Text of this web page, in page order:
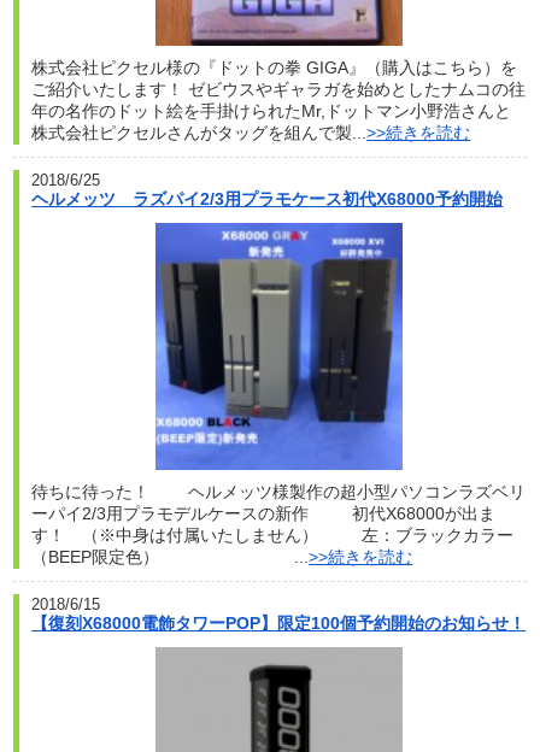
株式会社ピクセル様の『ドットの拳 GIGA』（購入はこちら）を
ご紹介いたします！ ゼビウスやギャラガを始めとしたナムコの往
年の名作のドット絵を手掛けられたMr,ドットマン小野浩さんと
株式会社ピクセルさんがタッグを組んで製...>>続きを読む
2018/6/25
ヘルメッツ ラズパイ2/3用プラモケース初代X68000予約開始
待ちに待った！ ヘルメッツ様製作の超小型パソコンラズベリ
ーパイ2/3用プラモデルケースの新作 初代X68000が出ま
す！ （※中身は付属いたしません） 左：ブラックカラー
（BEEP限定色） ...>>続きを読む
2018/6/15
【復刻X68000電飾タワーPOP】限定100個予約開始のお知らせ！